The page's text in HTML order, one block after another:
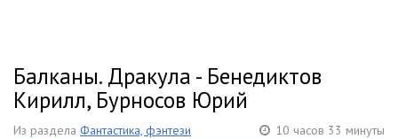
Балканы. Дракула - Бенедиктов
Кирилл, Бурносов Юрий
Из раздела Фантастика, фэнтези 10 часов 33 минуты